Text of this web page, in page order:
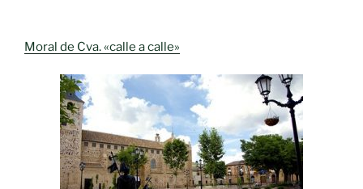
Moral de Cva. «calle a calle»